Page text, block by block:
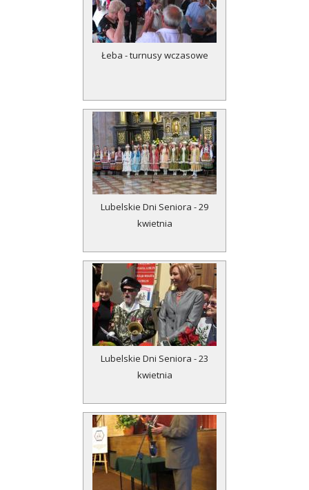
Łeba - turnusy wczasowe
Lubelskie Dni Seniora - 29
kwietnia
Lubelskie Dni Seniora - 23
kwietnia